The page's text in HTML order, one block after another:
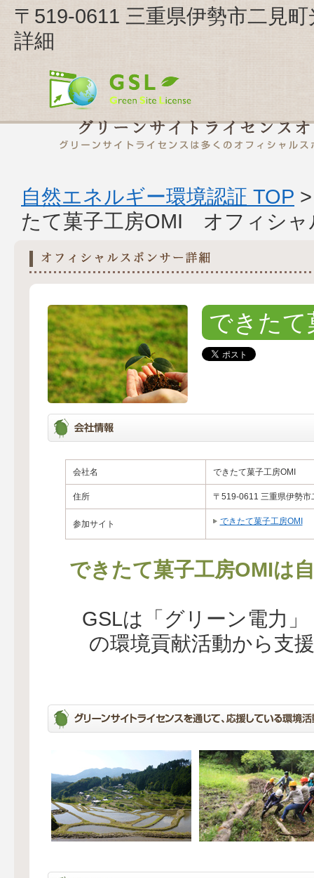
〒519-0611 三重県伊勢市二見
詳細
自然エネルギー環境認証 TOP
たて菓子工房OMI オフィシャ
できたて
会社名 できたて菓子工房OMI
住所 〒519-0611 三重県伊勢
参加サイト できたて菓子工房OMI
できたて菓子工房OMIは
GSLは「グリーン電力
の環境貢献活動から支